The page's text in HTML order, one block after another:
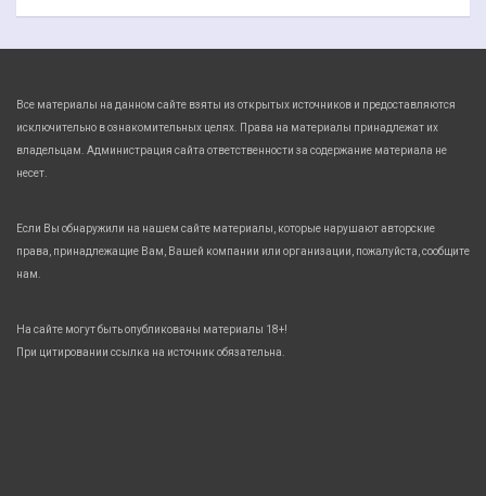
Все материалы на данном сайте взяты из открытых источников и предоставляются
исключительно в ознакомительных целях. Права на материалы принадлежат их
владельцам. Администрация сайта ответственности за содержание материала не
несет.
Если Вы обнаружили на нашем сайте материалы, которые нарушают авторские
права, принадлежащие Вам, Вашей компании или организации, пожалуйста, сообщите
нам.
На сайте могут быть опубликованы материалы 18+!
При цитировании ссылка на источник обязательна.